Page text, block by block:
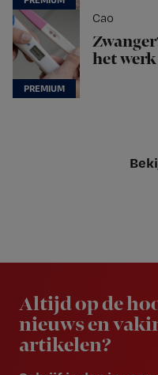
Cao
het werk
Altijd op de
nieuws en
artikelen?